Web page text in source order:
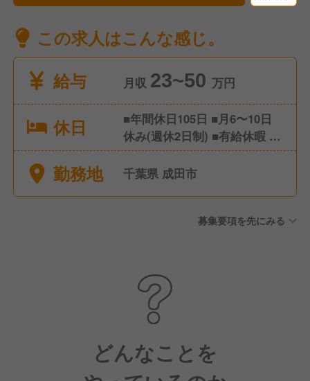
この求人はこんな感じ。
給与
月収 23~50 万円
休日
■年間休日105日 ■月6〜10日
休み(週休2日制) ■有給休暇 ■
慶弔休暇 ■夏季休暇 ■冬季休
暇 ■育休産休
勤務地 千葉県 成田市
募集要項を先にみる
どんなことを